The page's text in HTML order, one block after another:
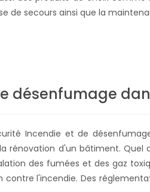
de secours ainsi que la
désenfumage
Incendie et de
d'un bâtiment.
des fumées et des gaz
l'incendie. Des